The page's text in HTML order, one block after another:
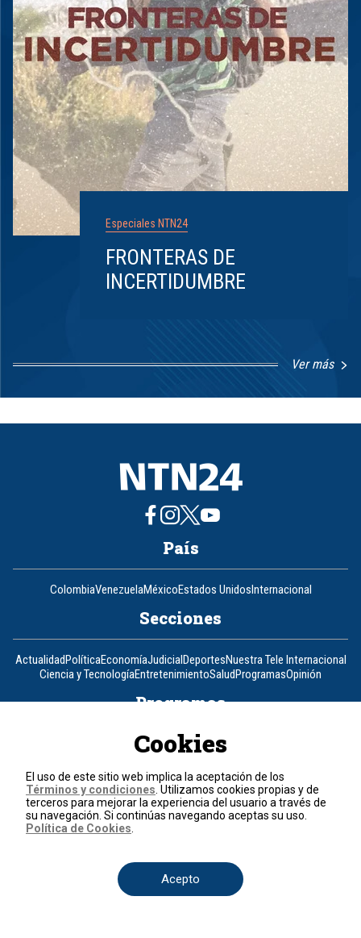
Especiales NTN24
FRONTERAS DE
INCERTIDUMBRE
Ver más
1
8
País
ColombiaVenezuelaMéxicoEstados UnidosInternacional
Secciones
ActualidadPolíticaEconomíaJudicialDeportesNuestra Tele Internacional
Ciencia y TecnologíaEntretenimientoSaludProgramasOpinión
Programas
Club de PrensaEl Informativo
Mesa de periodistas Mujeres de AtaqueRazón de Estado
Corporativo
Ventas Internacionales
Línea Ética Prensa RCN
Visite también
Cookies
El uso de este sitio web implica la aceptación de los
Términos y condiciones . Utilizamos cookies propias y de
terceros para mejorar la experiencia del usuario a través de
su navegación. Si continúas navegando aceptas su uso.
Política de Cookies
Acepto